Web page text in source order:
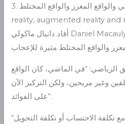
3. الواقع الافتراضي والواقع المعزز والواقع المختلط virtual
reality, augmented reality and
أفاد دانيال ماكولي Daniel Macauly أن التطورات في الواقع
الرياضي: “في الماضي، كان الواقع
وغير مريحين، ولكن التركيز الآن
على الفوائد”.
“تكافح المتاجر عبر الإنترنت مع تكلفة الاحتساب أو تكلفة التحويل